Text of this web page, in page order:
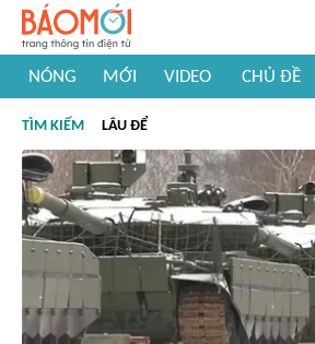
NÓNG MỚI VIDEO CHỦ ĐỀ
#Khám phá Việt Nam
TÌM KIẾM LÂU ĐỂ